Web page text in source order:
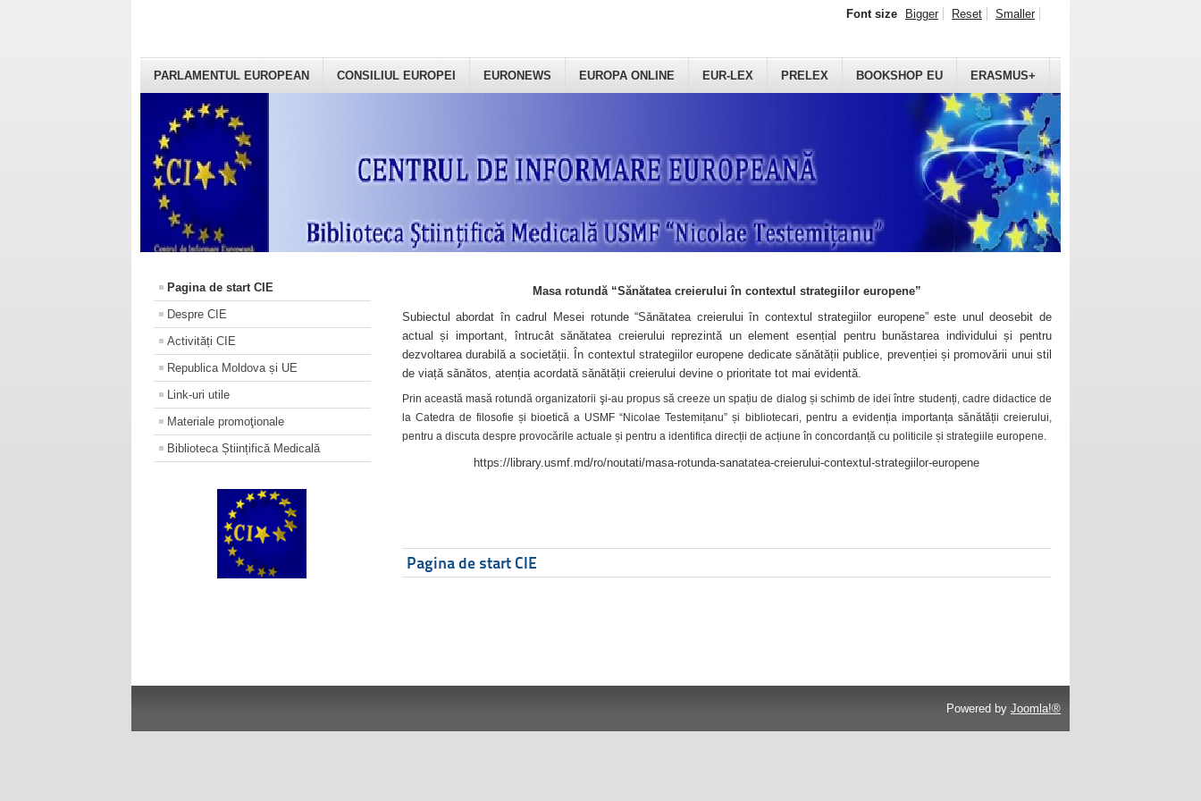
PARLAMENTUL EUROPEAN CONSILIUL EUROPEI EURONEWS EUROPA ONLINE EUR-LEX PRELEX BOOKSHOP EU ERASMUS+
Font size Bigger Reset Smaller
Pagina de start CIE
Despre CIE
Activități CIE
Republica Moldova și UE
Link-uri utile
Materiale promoţionale
Biblioteca Științifică Medicală
Masa rotundă “Sănătatea creierului în contextul strategiilor europene”
Subiectul abordat în cadrul Mesei rotunde “Sănătatea creierului în contextul strategiilor europene” este unul deosebit de
actual și important, întrucât sănătatea creierului reprezintă un element esențial pentru bunăstarea individului și pentru
dezvoltarea durabilă a societății. În contextul strategiilor europene dedicate sănătății publice, prevenției și promovării unui stil
de viață sănătos, atenția acordată sănătății creierului devine o prioritate tot mai evidentă.
Prin această masă rotundă organizatorii şi-au propus să creeze un spațiu de dialog și schimb de idei între studenți, cadre didactice de
la Catedra de filosofie și bioetică a USMF “Nicolae Testemițanu” și bibliotecari, pentru a evidenția importanța sănătății creierului,
pentru a discuta despre provocările actuale și pentru a identifica direcții de acțiune în concordanță cu politicile și strategiile europene.
https://library.usmf.md/ro/noutati/masa-rotunda-sanatatea-creierului-contextul-strategiilor-europene
Pagina de start CIE
Powered by Joomla!®